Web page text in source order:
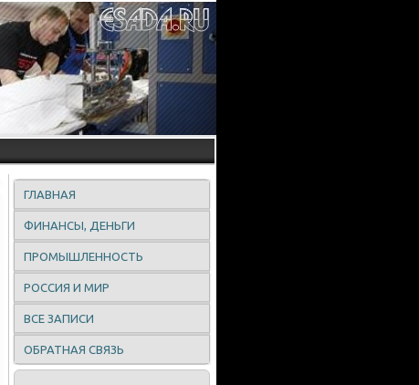
ГЛАВНАЯ
ФИНАНСЫ, ДЕНЬГИ
ПРОМЫШЛЕННОСТЬ
РОССИЯ И МИР
ВСЕ ЗАПИСИ
ОБРАТНАЯ СВЯЗЬ